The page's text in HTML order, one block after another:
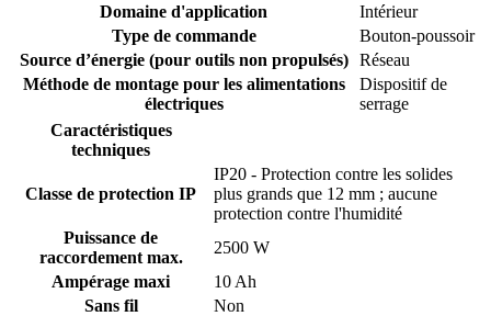
Domaine d'application
Intérieur
Type de commande
Bouton-poussoir
Source d’énergie (pour outils non propulsés)
Réseau
Méthode de montage pour les alimentations
électriques
Dispositif de
serrage
Caractéristiques
techniques
Classe de protection IP
IP20 - Protection contre les solides
plus grands que 12 mm ; aucune
protection contre l'humidité
Puissance de
raccordement max.
2500 W
Ampérage maxi
10 Ah
Sans fil
Non